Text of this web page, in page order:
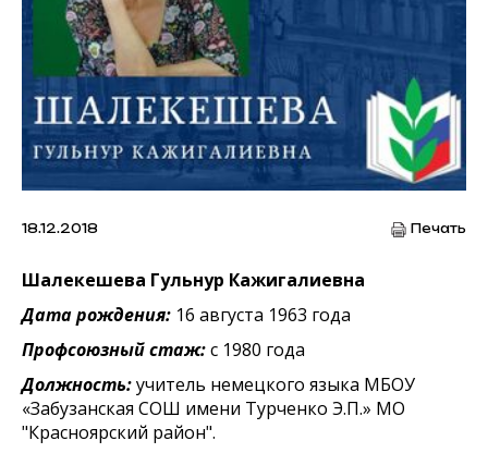
18.12.2018 Печать
Шалекешева Гульнур Кажигалиевна
Дата рождения: 16 августа 1963 года
Профсоюзный стаж:с 1980 года
Должность:учитель немецкого языка МБОУ
«Забузанская СОШ имени Турченко Э.П.» МО
"Красноярский район".